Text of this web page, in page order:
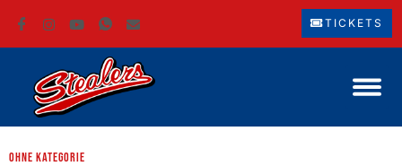
TICKETS
ohne Kategorie